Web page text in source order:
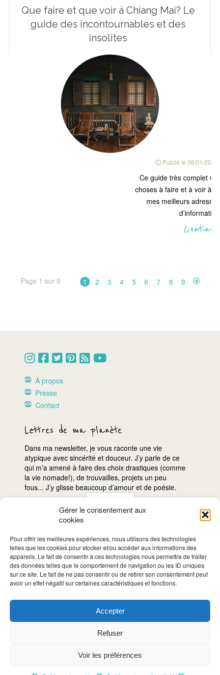
Gérer le consentement aux
cookies
Pour offrir les meilleures expériences, nous utilisons des technologies
telles que les cookies pour stocker et/ou accéder aux informations des
appareils. Le fait de consentir à ces technologies nous permettra de traiter
des données telles que le comportement de navigation ou les ID uniques
sur ce site. Le fait de ne pas consentir ou de retirer son consentement peut
avoir un effet négatif sur certaines caractéristiques et fonctions.
Accepter
Refuser
Voir les préférences
Que faire et que voir à Chiang Mai? Le
guide des incontournables et des
insolites
Publié le 06/01/2018
Ce guide très complet
choses à faire et à voir à
mes meilleurs
Page 1 sur 9 1 2 3 4 5 6 7 8 9
À propos
Presse
Contact
Lettres de ma planète
Dans ma newsletter, je vous raconte une vie
atypique avec sincérité et douceur. J’y parle de ce
qui m’a amené à faire des choix drastiques (comme
la vie nomade!), de trouvailles, projets un peu
fous... J’y glisse beaucoup d’amour et de poésie.
m'inscris!
LE BLOG VOYAGE • DEPUIS 2008
auteurs• Politique de confidentialité Politique des